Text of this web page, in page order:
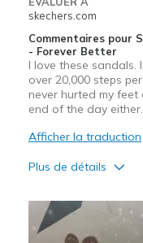
skechers.com
Commentaires pour
- Forever Better
I love these sandals.
over 20,000 steps
never hurted my
end of the day
Afficher la traduction
Plus de détails
Attractive Design